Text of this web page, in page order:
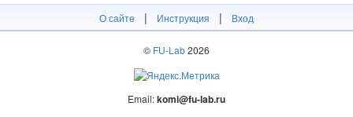
О сайте | Инструкция | Вход
© FU-Lab2026
Email:komi@fu-lab.ru